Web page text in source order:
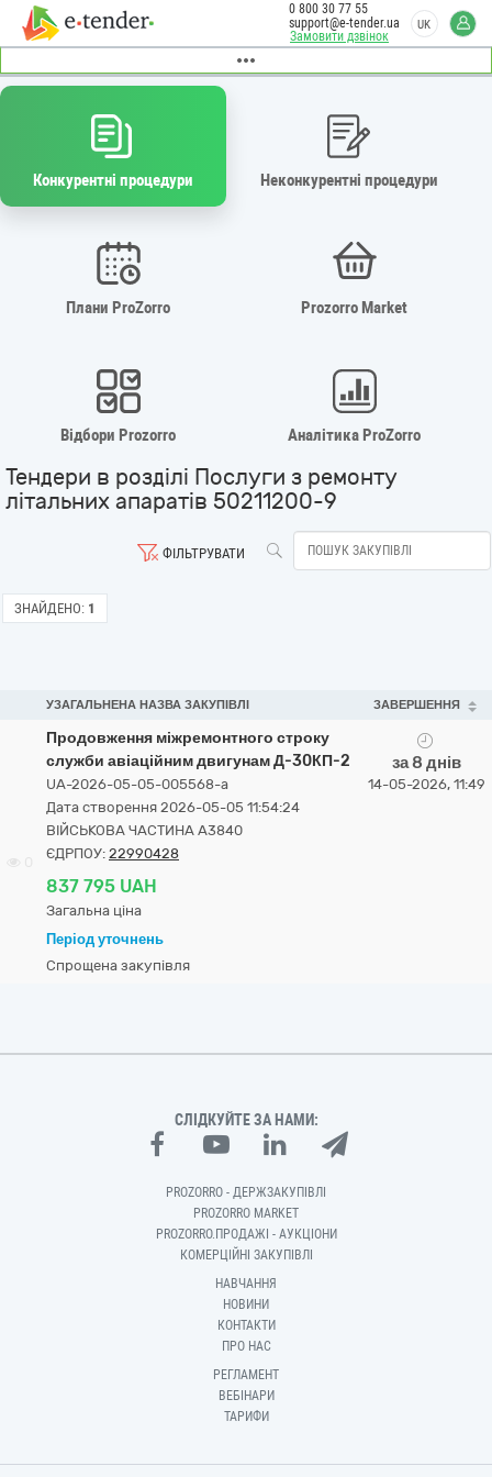
Замовити дзвінок
0 800 30 77 55
support@e-tender.ua
UK
Конкурентні процедури Неконкурентні процедури
Плани ProZorro Prozorro Market
Відбори Prozorro Аналітика ProZorro
Тендери в розділі Послуги з ремонту
літальних апаратів 50211200-9
ФІЛЬТРУВАТИ
ЗНАЙДЕНО: 1
УЗАГАЛЬНЕНА НАЗВА ЗАКУПІВЛІ ЗАВЕРШЕННЯ
Продовження міжремонтного строку
служби авіаційним двигунам Д-30КП-2
UA-2026-05-05-005568-a
Дата створення 2026-05-05 11:54:24
ВІЙСЬКОВА ЧАСТИНА А3840
ЄДРПОУ: 22990428
837 795 UAH
Загальна ціна
Період уточнень
Спрощена закупівля
за 8 днів
14-05-2026, 11:49
СЛІДКУЙТЕ ЗА НАМИ:
PROZORRO - ДЕРЖЗАКУПІВЛІ
PROZORRO MARKET
PROZORRO.ПРОДАЖІ - АУКЦІОНИ
КОМЕРЦІЙНІ ЗАКУПІВЛІ
НАВЧАННЯ
НОВИНИ
КОНТАКТИ
ПРО НАС
РЕГЛАМЕНТ
ВЕБІНАРИ
ТАРИФИ